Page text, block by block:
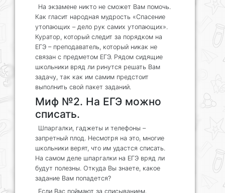
На экзамене никто не сможет Вам помочь.
Как гласит народная мудрость «Спасение
утопающих – дело рук самих утопающих».
Куратор, который следит за порядком на
ЕГЭ – преподаватель, который никак не
связан с предметом ЕГЭ. Рядом сидящие
школьники вряд ли ринутся решать Вам
задачу, так как им самим предстоит
выполнить свой пакет заданий.
Миф №2. На ЕГЭ можно
списать.
Шпаргалки, гаджеты и телефоны –
запретный плод. Несмотря на это, многие
школьники верят, что им удастся списать.
На самом деле шпаргалки на ЕГЭ вряд ли
будут полезны. Откуда Вы знаете, какое
задание Вам попадется?
Если Вас поймают за списыванием,